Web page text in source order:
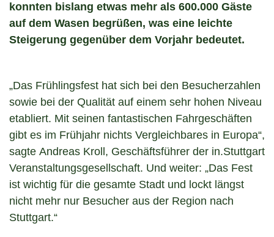
konnten bislang etwas mehr als 600.000 Gäste
auf dem Wasen begrüßen, was eine leichte
Steigerung gegenüber dem Vorjahr bedeutet.
„Das Frühlingsfest hat sich bei den Besucherzahlen
sowie bei der Qualität auf einem sehr hohen Niveau
etabliert. Mit seinen fantastischen Fahrgeschäften
gibt es im Frühjahr nichts Vergleichbares in Europa“,
sagte Andreas Kroll, Geschäftsführer der in.Stuttgart
Veranstaltungsgesellschaft. Und weiter: „Das Fest
ist wichtig für die gesamte Stadt und lockt längst
nicht mehr nur Besucher aus der Region nach
Stuttgart.“